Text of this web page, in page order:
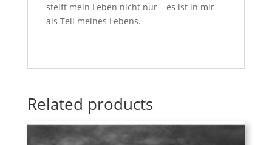
steift mein Leben nicht nur – es ist in mir
als Teil meines Lebens.
Related products